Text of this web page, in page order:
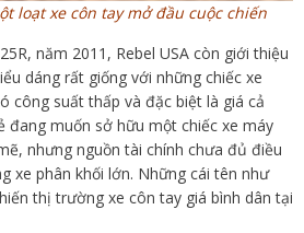
loạt xe côn tay mở đầu cuộc chiến
năm 2011, Rebel USA còn giới thiệu
dáng rất giống với những chiếc xe
công suất thấp và đặc biệt là giá cả
đang muốn sở hữu một chiếc xe máy
nhưng nguồn tài chính chưa đủ điều
xe phân khối lớn. Những cái tên như
thị trường xe côn tay giá bình dân tại